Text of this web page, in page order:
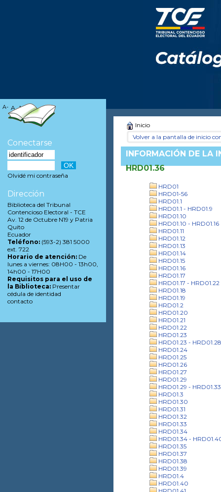
Inicio
Volver a la pantalla de inicio
INFORMACIÓN DE LA
HRD01.36
HRD01
HRD01-56
HRD01.1
HRD01.1 - HRD01.9
HRD01.10
HRD01.10 - HRD01.16
HRD01.11
HRD01.12
HRD01.13
HRD01.14
HRD01.15
HRD01.16
HRD01.17
HRD01.17 - HRD01.22
HRD01.18
HRD01.19
HRD01.2
HRD01.20
HRD01.21
HRD01.22
HRD01.23
HRD01.23 - HRD01.28
HRD01.24
HRD01.25
HRD01.26
HRD01.27
HRD01.29
HRD01.29 - HRD01.33
HRD01.3
HRD01.30
HRD01.31
HRD01.32
HRD01.33
HRD01.34
HRD01.34 -
HRD01.35
HRD01.37
HRD01.38
HRD01.39
HRD01.4
HRD01.40
A- A A+
Conectarse
Olvidé mi contraseña
Dirección
Biblioteca del Tribunal
Contencioso Electoral - TCE
Av. 12 de Octubre N19 y Patria
Quito
Ecuador
Teléfono: (593-2) 381 5000
ext. 722
Horario de atención: De
lunes a viernes: 08H00 - 13h00,
14h00 - 17H00
Requisitos para el uso de
la Biblioteca: Presentar
cédula de identidad
contacto